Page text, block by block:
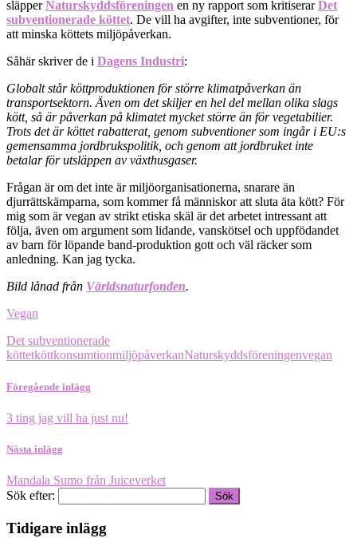
släpperNaturskyddsföreningen en ny rapport som kritiserarDet
subventionerade köttet. De vill ha avgifter, inte subventioner, för
att minska köttets miljöpåverkan.
Såhär skriver de i Dagens Industri:
Globalt står köttproduktionen för större klimatpåverkan än
transportsektorn. Även om det skiljer en hel del mellan olika slags
kött, så är påverkan på klimatet mycket större än för vegetabilier.
Trots det är köttet rabatterat, genom subventioner som ingår i EU:s
gemensamma jordbrukspolitik, och genom att jordbruket inte
betalar för utsläppen av växthusgaser.
Frågan är om det inte är miljöorganisationerna, snarare än
djurrättskämparna, som kommer få människor att sluta äta kött? För
mig som är vegan av strikt etiska skäl är det arbetet intressant att
följa, även om argument som lidande, vanskötsel och uppfödandet
av barn för löpande band-produktion gott och väl räcker som
anledning. Kan jag tycka.
Bild lånad från Världsnaturfonden.
Vegan
Det subventionerade
köttetköttkonsumtionmiljöpåverkanNaturskyddsföreningenvegan
Föregående inlägg
3 ting jag vill ha just nu!
Nästa inlägg
Mandala Sumo från Juiceverket
Sök efter:
Tidigare inlägg